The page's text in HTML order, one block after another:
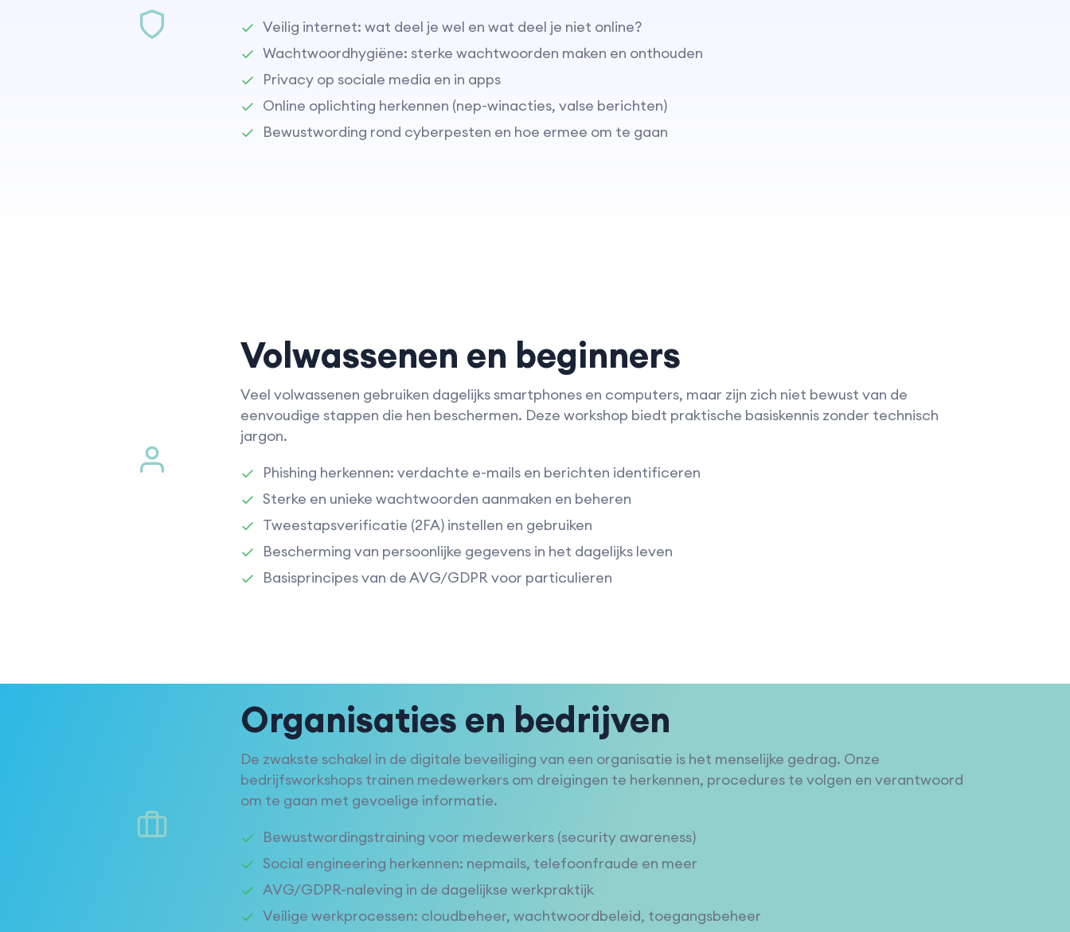
Veilig internet: wat deel je wel en wat deel je niet online?
Wachtwoordhygiëne: sterke wachtwoorden maken en onthouden
Privacy op sociale media en in apps
Online oplichting herkennen (nep-winacties, valse berichten)
Bewustwording rond cyberpesten en hoe ermee om te gaan
Volwassenen en beginners
Veel volwassenen gebruiken dagelijks smartphones en computers, maar zijn zich niet bewust van de
eenvoudige stappen die hen beschermen. Deze workshop biedt praktische basiskennis zonder technisch
jargon.
Phishing herkennen: verdachte e-mails en berichten identificeren
Sterke en unieke wachtwoorden aanmaken en beheren
Tweestapsverificatie (2FA) instellen en gebruiken
Bescherming van persoonlijke gegevens in het dagelijks leven
Basisprincipes van de AVG/GDPR voor particulieren
Organisaties en bedrijven
De zwakste schakel in de digitale beveiliging van een organisatie is het menselijke gedrag. Onze
bedrijfsworkshops trainen medewerkers om dreigingen te herkennen, procedures te volgen en verantwoord
om te gaan met gevoelige informatie.
Bewustwordingstraining voor medewerkers (security awareness)
Social engineering herkennen: nepmails, telefoonfraude en meer
AVG/GDPR-naleving in de dagelijkse werkpraktijk
Veilige werkprocessen: cloudbeheer, wachtwoordbeleid, toegangsbeheer